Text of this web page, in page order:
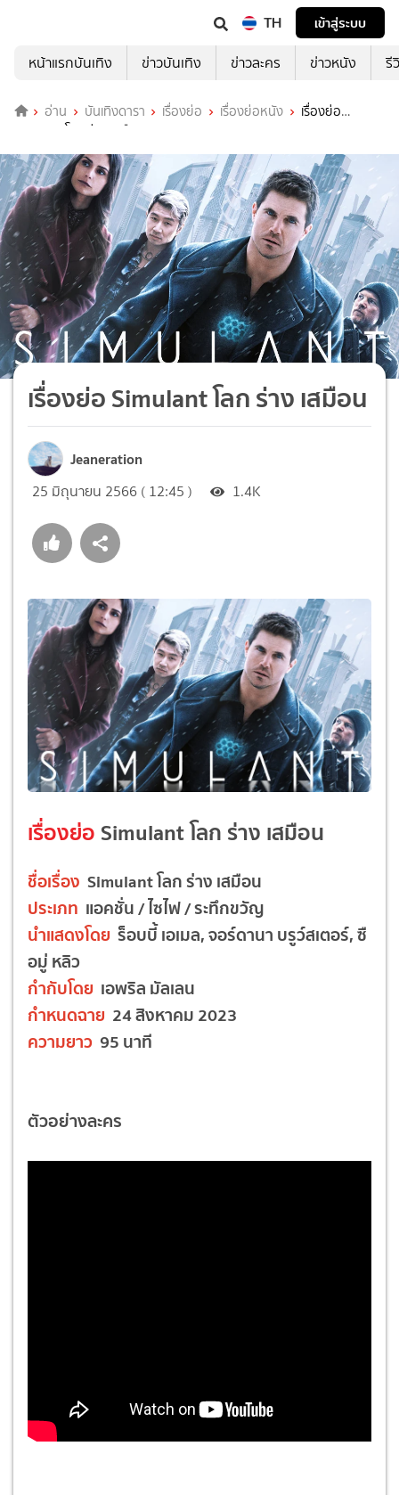
TH
เข้าสู่ระบบ
หน้าแรกบันเทิง
ข่าวบันเทิง ข่าวละคร ข่าวหนัง รี
อ่าน บันเทิงดารา เรื่องย่อ เรื่องย่อหนัง
เรื่องย่อ
Simulant โลก ร่าง เสมือน
เรื่องย่อ Simulant โลก ร่าง เสมือน
Jeaneration
25 มิถุนายน 2566 ( 12:45 ) 1.4K
เรื่องย่อ Simulant โลก ร่าง เสมือน
ชื่อเรื่อง Simulant โลก ร่าง เสมือน
ประเภท แอคชั่น / ไซไฟ / ระทึกขวัญ
นำแสดงโดย ร็อบบี้ เอเมล, จอร์ดานา บรูว์สเตอร์, ซื
อมู่ หลิว
กำกับโดย เอพริล มัลเลน
กำหนดฉาย 24 สิงหาคม 2023
ความยาว 95 นาที
ตัวอย่างละคร